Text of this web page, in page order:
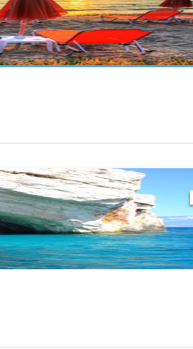
נא לוודא
שנה בשתי ספרות
חברות תעופה